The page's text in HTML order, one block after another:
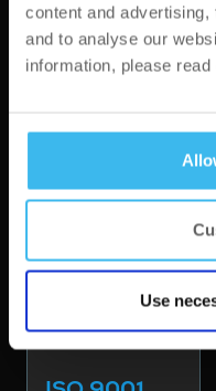
content and
and to analyse our
information, please read
Use